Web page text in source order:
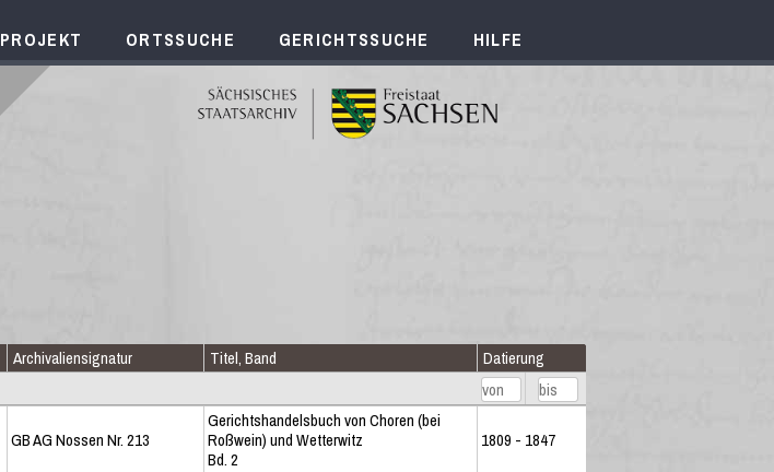
PROJEKT ORTSSUCHE GERICHTSSUCHE HILFE
Archivaliensignatur Titel, Band Datierung
GB AG Nossen Nr. 213
Gerichtshandelsbuch von Choren (bei
Roßwein) und Wetterwitz
Bd. 2
1809 - 1847